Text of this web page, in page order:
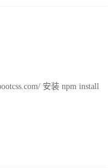
安装 npm install